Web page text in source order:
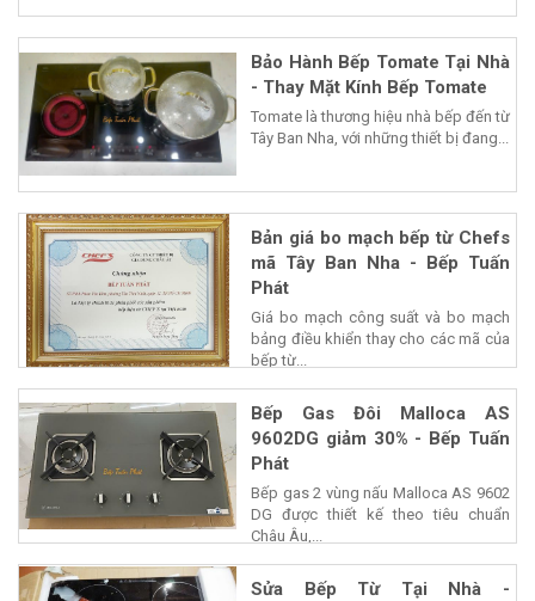
Bảo Hành Bếp Tomate Tại Nhà
- Thay Mặt Kính Bếp Tomate
Tomate là thương hiệu nhà bếp đến từ
Tây Ban Nha, với những thiết bị đang...
Bản giá bo mạch bếp từ Chefs
mã Tây Ban Nha - Bếp Tuấn
Phát
Giá bo mạch công suất và bo mạch
bảng điều khiển thay cho các mã của
bếp từ...
Bếp Gas Đôi Malloca AS
9602DG giảm 30% - Bếp Tuấn
Phát
Bếp gas 2 vùng nấu Malloca AS 9602
DG được thiết kế theo tiêu chuẩn
Châu Âu,...
Sửa Bếp Từ Tại Nhà -